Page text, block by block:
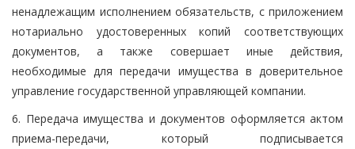
ненадлежащим исполнением обязательств, с приложением
нотариально удостоверенных копий соответствующих
документов, а также совершает иные действия,
необходимые для передачи имущества в доверительное
управление государственной управляющей компании.
6. Передача имущества и документов оформляется актом
приема-передачи, который подписывается